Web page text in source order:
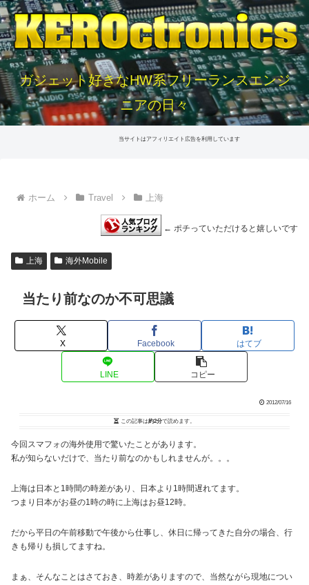
ガジェット好きなHW系フリーランスエンジ
ニアの日々
当サイトはアフィリエイト広告を利用しています
ホーム Travel 上海
← ポチっていただけると嬉しいです
上海 海外Mobile
当たり前なのか不可思議
X Facebook はてブ
LINE コピー
2012/07/16
この記事は約2分で読めます。
今回スマフォの海外使用で驚いたことがあります。
私が知らないだけで、当たり前なのかもしれませんが。。。
上海は日本と1時間の時差があり、日本より1時間遅れてます。
つまり日本がお昼の1時の時に上海はお昼12時。
だから平日の午前移動で午後から仕事し、休日に帰ってきた自分の場合、行
きも帰りも損してますね。
まぁ、そんなことはさておき、時差がありますので、当然ながら現地につい